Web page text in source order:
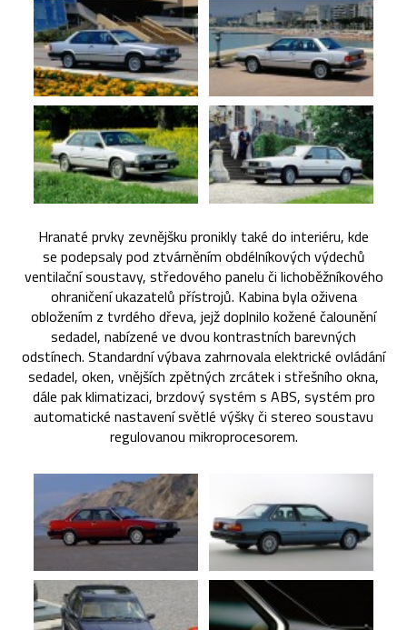
Hranaté prvky zevnějšku pronikly také do interiéru, kde
se podepsaly pod ztvárněním obdélníkových výdechů
ventilační soustavy, středového panelu či lichoběžníkového
ohraničení ukazatelů přístrojů. Kabina byla oživena
obložením z tvrdého dřeva, jejž doplnilo kožené čalounění
sedadel, nabízené ve dvou kontrastních barevných
odstínech. Standardní výbava zahrnovala elektrické ovládání
sedadel, oken, vnějších zpětných zrcátek i střešního okna,
dále pak klimatizaci, brzdový systém s ABS, systém pro
automatické nastavení světlé výšky či stereo soustavu
regulovanou mikroprocesorem.